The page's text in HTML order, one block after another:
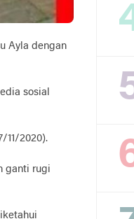
Ayla dengan
sosial
11/2020).
ganti rugi